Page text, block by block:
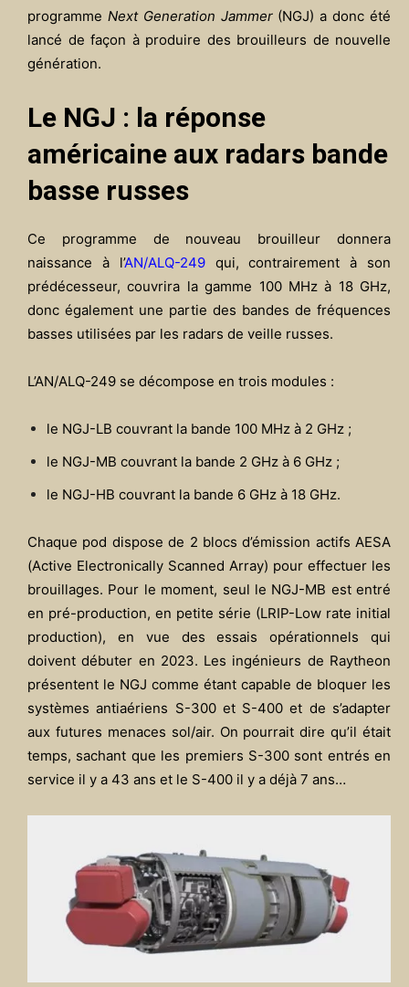
programme Next Generation Jammer(NGJ) a donc été
lancé de façon à produire des brouilleurs de nouvelle
génération.
Le NGJ : la réponse
américaine aux radars bande
basse russes
Ce programme de nouveau brouilleur donnera
naissance à l’AN/ALQ-249qui, contrairement à son
prédécesseur, couvrira la gamme 100 MHz à 18 GHz,
donc également une partie des bandes de fréquences
basses utilisées par les radars de veille russes.
L’AN/ALQ-249 se décompose en trois modules :
le NGJ-LB couvrant la bande 100 MHz à 2 GHz ;
le NGJ-MB couvrant la bande 2 GHz à 6 GHz ;
le NGJ-HB couvrant la bande 6 GHz à 18 GHz.
Chaque pod dispose de 2 blocs d’émission actifs AESA
(Active Electronically Scanned Array) pour effectuer les
brouillages. Pour le moment, seul le NGJ-MB est entré
en pré-production, en petite série (LRIP-Low rate initial
production), en vue des essais opérationnels qui
doivent débuter en 2023. Les ingénieurs de Raytheon
présentent le NGJ comme étant capable de bloquer les
systèmes antiaériens S-300 et S-400 et de s’adapter
aux futures menaces sol/air. On pourrait dire qu’il était
temps, sachant que les premiers S-300 sont entrés en
service il y a 43 ans et le S-400 il y a déjà 7 ans…